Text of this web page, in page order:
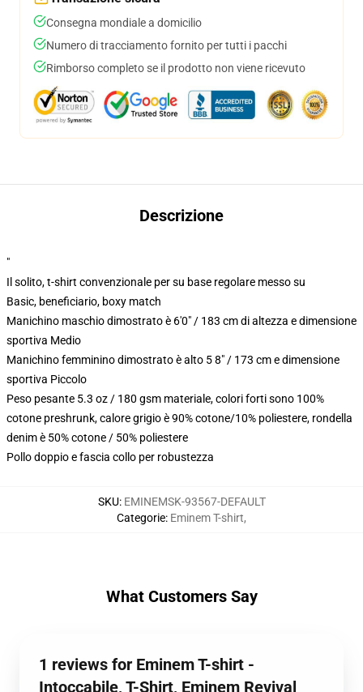
Consegna mondiale a domicilio
Numero di tracciamento fornito per tutti i pacchi
Rimborso completo se il prodotto non viene ricevuto
Descrizione
"
Il solito, t-shirt convenzionale per su base regolare messo su
Basic, beneficiario, boxy match
Manichino maschio dimostrato è 6'0" / 183 cm di altezza e dimensione
sportiva Medio
Manichino femminino dimostrato è alto 5 8" / 173 cm e dimensione
sportiva Piccolo
Peso pesante 5.3 oz / 180 gsm materiale, colori forti sono 100%
cotone preshrunk, calore grigio è 90% cotone/10% poliestere, rondella
denim è 50% cotone / 50% poliestere
Pollo doppio e fascia collo per robustezza
SKU: EMINEMSK-93567-DEFAULT
Categorie: Eminem T-shirt,
What Customers Say
1 reviews for Eminem T-shirt -
Intoccabile, T-Shirt, Eminem Revival